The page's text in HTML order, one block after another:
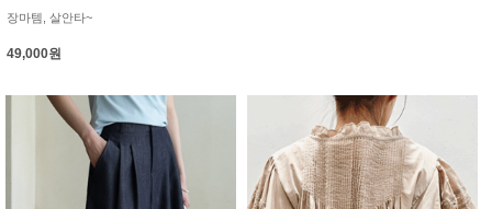
장마템, 살안타~
49,000원